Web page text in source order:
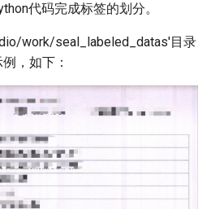
代码完成标签的划分。
work/seal_labeled_datas'目录
，如下：